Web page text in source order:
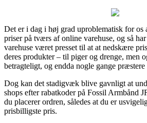
Det er i dag i høj grad uproblematisk for os
priser på tværs af online varehuse, og så
varehuse været presset til at at nedskære
deres produkter – til piger og drenge, men
betragteligt, og endda nogle gange præstere
Dog kan det stadigvæk blive gavnligt at
shops efter rabatkoder på Fossil Armbånd
du placerer ordren, således at du er
prisbilligste pris.